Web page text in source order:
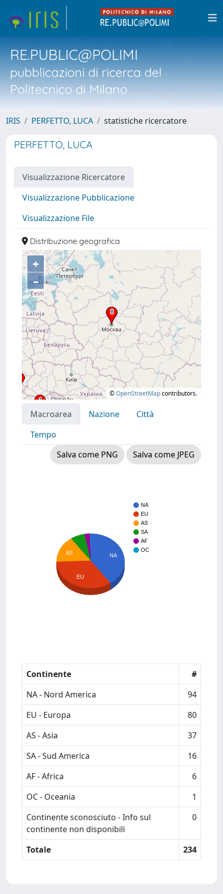
RE.PUBLIC@POLIMI
pubblicazioni di ricerca del
Politecnico di Milano
IRIS PERFETTO, LUCA statistiche ricercatore
PERFETTO, LUCA
Visualizzazione Ricercatore
Visualizzazione Pubblicazione
Visualizzazione File
Distribuzione geografica
+
–
©OpenStreetMapcontributors.
Macroarea Nazione
Città
Tempo
Salva come PNG
Salva come JPEG
NA
EU
AS
SA
AF
OC
NA
AS
EU
Continente
#
NA - Nord America
94
EU - Europa
80
AS - Asia
37
SA - Sud America
16
AF - Africa
6
OC - Oceania
1
Continente sconosciuto - Info sul
continente non disponibili
0
Totale 234